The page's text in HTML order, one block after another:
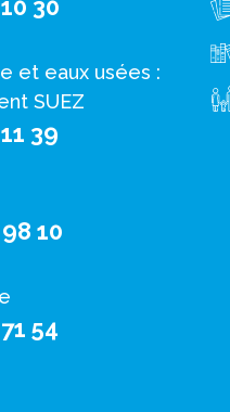
30
et eaux usées :
SUEZ
39
10
54